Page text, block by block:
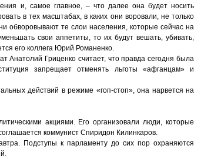
и, самое главное, – что далее она будет носить
в тех масштабах, в каких они воровали, не только
обворовывают те слои населения, которые сейчас на
свои аппетиты, то их будут вешать, убивать,
его коллега Юрий Романенко.
Гриценко считает, что правда сегодня была
запрещает отменять льготы «афганцам» и
действий в режиме «гоп-стоп», она нарвется на
акциями. Его организовали люди, которые
коммунист Спиридон Килинкаров.
Подступы к парламенту до сих пор охраняются